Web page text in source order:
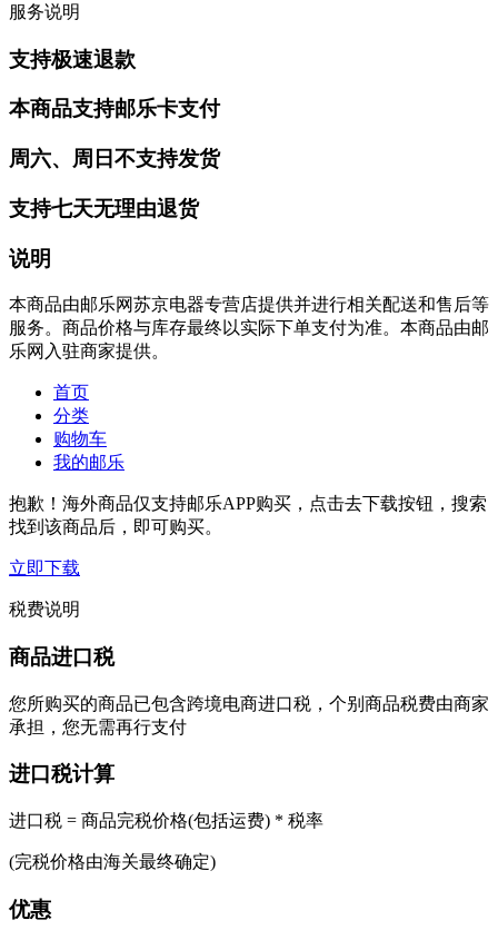
服务说明
支持极速退款
本商品支持邮乐卡支付
周六、周日不支持发货
支持七天无理由退货
说明
本商品由邮乐网苏京电器专营店提供并进行相关配送和售后等
服务。商品价格与库存最终以实际下单支付为准。本商品由邮
乐网入驻商家提供。
首页
分类
购物车
我的邮乐
抱歉！海外商品仅支持邮乐APP购买，点击去下载按钮，搜索
找到该商品后，即可购买。
立即下载
税费说明
商品进口税
您所购买的商品已包含跨境电商进口税，个别商品税费由商家
承担，您无需再行支付
进口税计算
进口税 = 商品完税价格(包括运费) * 税率
(完税价格由海关最终确定)
优惠